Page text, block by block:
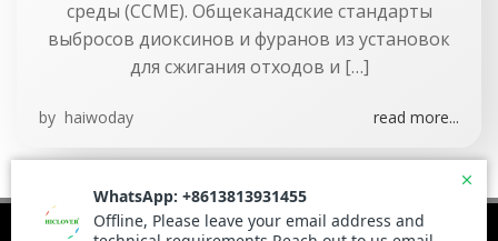
среды (CCME). Общеканадские стандарты
выбросов диоксинов и фуранов из установок
для сжигания отходов и […]
by haiwoday read more...